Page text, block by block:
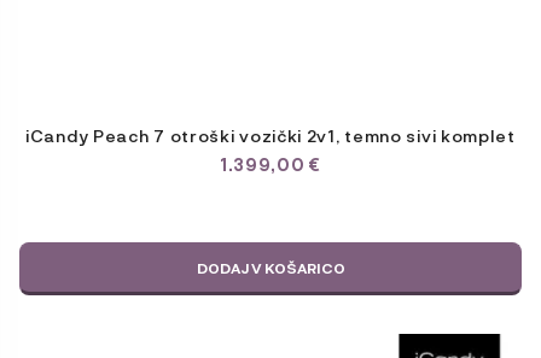
iCandy Peach 7 otroški vozički 2v1, temno sivi komplet
1.399,00€
DODAJ V KOŠARICO